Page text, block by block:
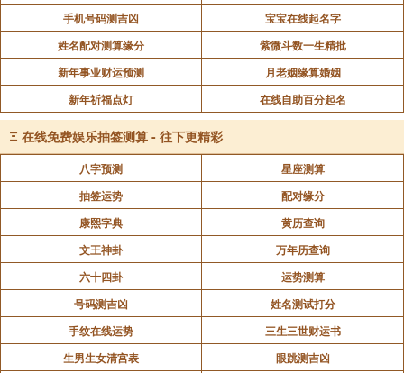
手机号码测吉凶
宝宝在线起名字
姓名配对测算缘分
紫微斗数一生精批
新年事业财运预测
月老姻缘算婚姻
新年祈福点灯
在线自助百分起名
Ξ 在线免费娱乐抽签测算 - 往下更精彩
八字预测
星座测算
抽签运势
配对缘分
康熙字典
黄历查询
文王神卦
万年历查询
六十四卦
运势测算
号码测吉凶
姓名测试打分
手纹在线运势
三生三世财运书
生男生女清宫表
眼跳测吉凶